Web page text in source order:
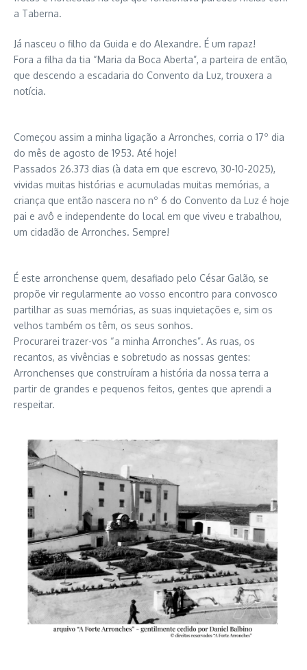
a Taberna.
Já nasceu o filho da Guida e do Alexandre. É um rapaz!
Fora a filha da tia “Maria da Boca Aberta”, a parteira de então,
que descendo a escadaria do Convento da Luz, trouxera a
notícia.
Começou assim a minha ligação a Arronches, corria o 17º dia
do mês de agosto de 1953. Até hoje!
Passados 26.373 dias (à data em que escrevo, 30-10-2025),
vividas muitas histórias e acumuladas muitas memórias, a
criança que então nascera no nº 6 do Convento da Luz é hoje
pai e avô e independente do local em que viveu e trabalhou,
um cidadão de Arronches. Sempre!
É este arronchense quem, desafiado pelo César Galão, se
propõe vir regularmente ao vosso encontro para convosco
partilhar as suas memórias, as suas inquietações e, sim os
velhos também os têm, os seus sonhos.
Procurarei trazer-vos “a minha Arronches”. As ruas, os
recantos, as vivências e sobretudo as nossas gentes:
Arronchenses que construíram a história da nossa terra a
partir de grandes e pequenos feitos, gentes que aprendi a
respeitar.